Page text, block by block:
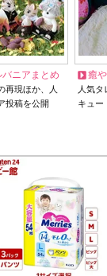
ニアまとめ
再現ほか、人
投稿を公開
癒
人気
キュー